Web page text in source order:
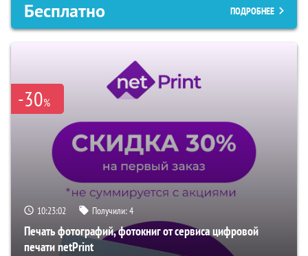
Бесплатно ПОДРОБНЕЕ
-30%
10:23:01 Получили:4
Печать фотографий, фотокниг от сервиса цифровой
печати netPrint